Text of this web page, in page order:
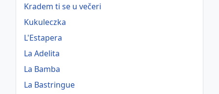
Kradem ti se u večeri
Kukuleczka
L'Estapera
La Adelita
La Bamba
La Bastringue